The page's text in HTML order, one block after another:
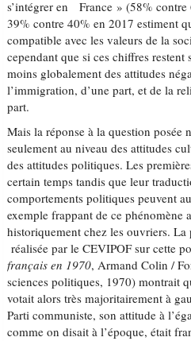
s’intégrer en France » (58% contre
39% contre 40% en 2017 estiment
compatible avec les valeurs de la
cependant que si ces chiffres restent
moins globalement des attitudes
l’immigration, d’une part, et de la
part.
Mais la réponse à la question posée
seulement au niveau des attitudes
des attitudes politiques. Les
certain temps tandis que leur
comportements politiques peuvent
exemple frappant de ce phénomène
historiquement chez les ouvriers. La
réalisée par le CEVIPOF sur cette
français en 1970, Armand Colin /
sciences politiques, 1970) montrait
votait alors très majoritairement à
Parti communiste, son attitude à
comme on disait à l’époque, était